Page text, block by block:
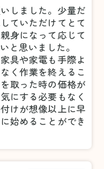
しました。少量だ
ていただけてとて
身になって応じて
と思いました。
具や家電も手際よ
く作業を終えるこ
取った時の価格が
にする必要もなく
けが想像以上に早
始めることができ